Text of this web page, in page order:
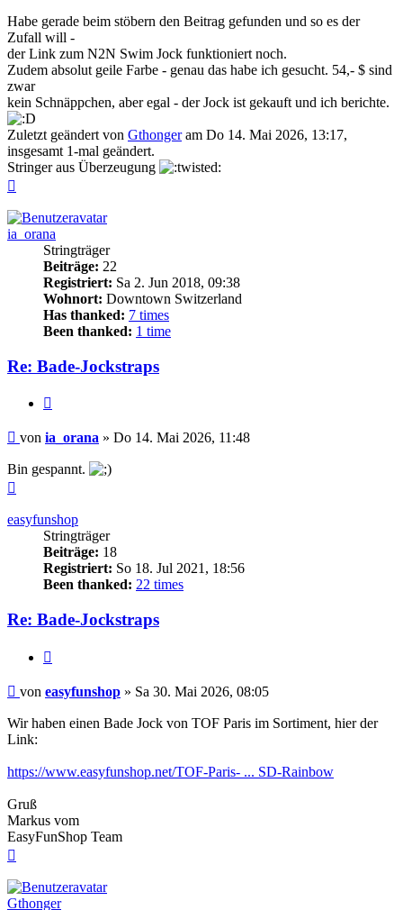
Habe gerade beim stöbern den Beitrag gefunden und so es der
Zufall will -
der Link zum N2N Swim Jock funktioniert noch.
Zudem absolut geile Farbe - genau das habe ich gesucht. 54,- $ sind
zwar
kein Schnäppchen, aber egal - der Jock ist gekauft und ich berichte.
Zuletzt geändert von Gthongeram Do 14. Mai 2026, 13:17,
insgesamt 1-mal geändert.
Stringer aus Überzeugung
ia_orana
Stringträger
Beiträge: 22
Registriert: Sa 2. Jun 2018, 09:38
Wohnort: Downtown Switzerland
Has thanked: 7 times
Been thanked: 1 time
Re: Bade-Jockstraps
Beitrag
von ia_orana » Do 14. Mai 2026, 11:48
Bin gespannt.
easyfunshop
Stringträger
Beiträge: 18
Registriert: So 18. Jul 2021, 18:56
Been thanked: 22 times
Re: Bade-Jockstraps
Beitrag
von easyfunshop » Sa 30. Mai 2026, 08:05
Wir haben einen Bade Jock von TOF Paris im Sortiment, hier der
Link:
https://www.easyfunshop.net/TOF-Paris- ... SD-Rainbow
Gruß
Markus vom
EasyFunShop Team
Gthonger